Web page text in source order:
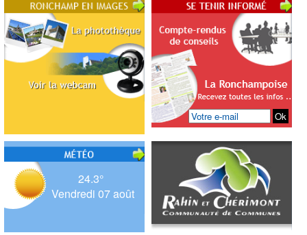
24.3°
Vendredi 07 août